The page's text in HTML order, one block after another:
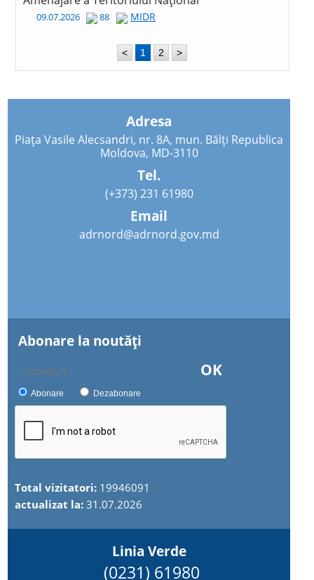
09.07.2026 88 MIDR
< 1 2 >
Adresa
Piața Vasile Alecsandri, nr. 8A, mun. Bălți Republica
Moldova, MD-3110
Tel.
(+373) 231 61980
Email
adrnord@adrnord.gov.md
Abonare la noutăţi
OK
Abonare Dezabonare
Total vizitatori: 19946091
actualizat la:31.07.2026
Linia Verde
(0231) 61980